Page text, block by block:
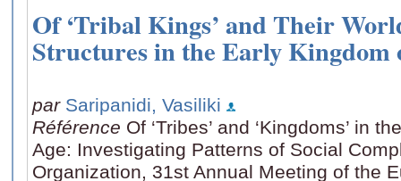
Of ‘Tribal Kings’ and Their
Structures in the Early Kingdom
par Saripanidi, Vasiliki
Référence Of ‘Tribes’ and ‘Kingdoms’ in
Age: Investigating Patterns of Social
Organization, 31st Annual Meeting of the